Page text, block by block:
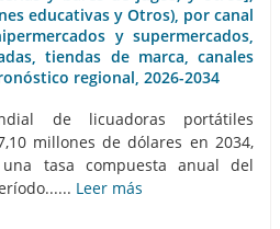
educativas y Otros), por canal
y supermercados,
tiendas de marca, canales
regional, 2026-2034
de licuadoras portátiles
millones de dólares en 2034,
tasa compuesta anual del
Leer más